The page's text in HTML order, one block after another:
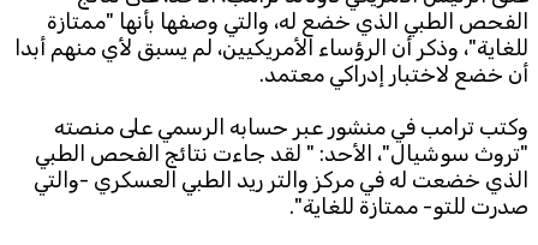
Subscribe to the newsletter
الفحص الطبي الذي خضع له، والتي وصفها بأنها "ممتازة
للغاية"، وذكر أن الرؤساء الأمريكيين، لم يسبق لأي منهم أبدا
أن خضع لاختبار إدراكي معتمد.
وكتب ترامب في منشور عبر حسابه الرسمي على منصته
"تروث سوشيال"، الأحد: " لقد جاءت نتائج الفحص الطبي
الذي خضعت له في مركز والتر ريد الطبي العسكري -والتي
صدرت للتو- ممتازة للغاية".